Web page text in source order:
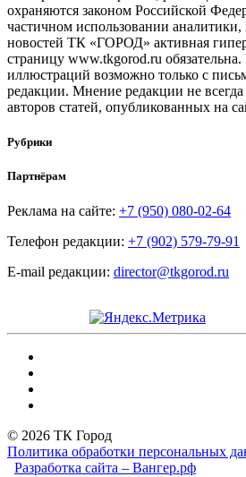
охраняются законом Российской
частичном использовании
новостей ТК «ГОРОД» активная
страницу www.tkgorod.ru
иллюстраций возможно только с
редакции. Мнение редакции не
авторов статей, опубликованных на
Рубрики
Партнёрам
Реклама на сайте: +7 (950) 080-02-64
Телефон редакции: +7 (902) 579-79-91
E-mail редакции: director@tkgorod.ru
© 2026 ТК Город
Политика обработки персональных
Разработка сайта – Вангер.рф